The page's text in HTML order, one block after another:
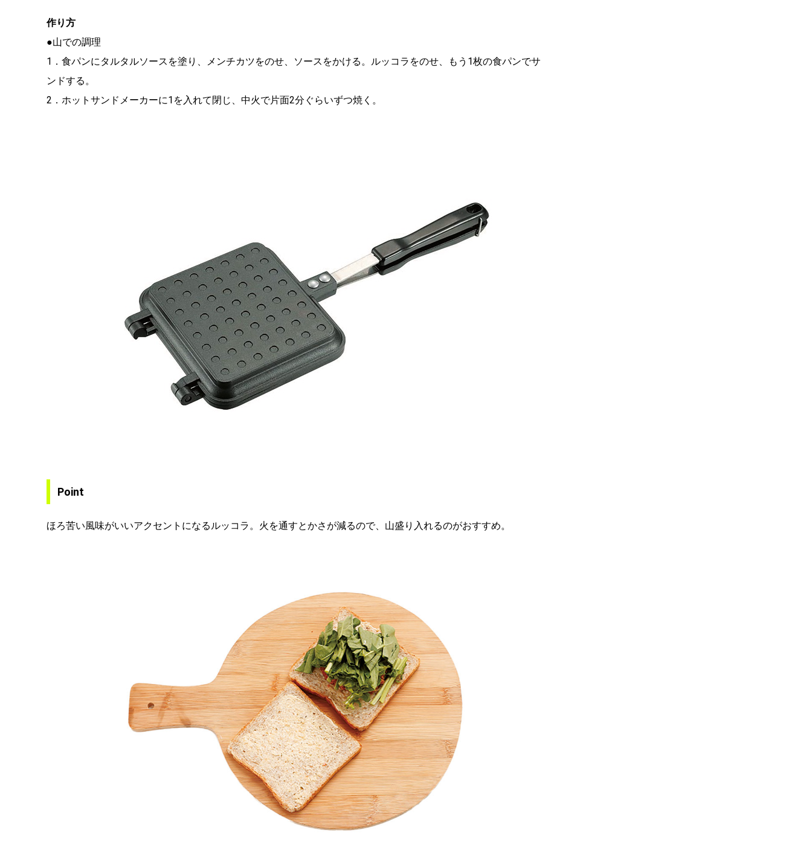
作り方
●山での調理
1．食パンにタルタルソースを塗り、メンチカツをのせ、ソースをかける。ルッコラをのせ、もう1枚の食パンでサ
ンドする。
2．ホットサンドメーカーに1を入れて閉じ、中火で片面2分ぐらいずつ焼く。
Point
ほろ苦い風味がいいアクセントになるルッコラ。火を通すとかさが減るので、山盛り入れるのがおすすめ。